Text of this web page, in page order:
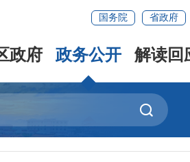
国务院 省政府
政府 政务公开 解读回